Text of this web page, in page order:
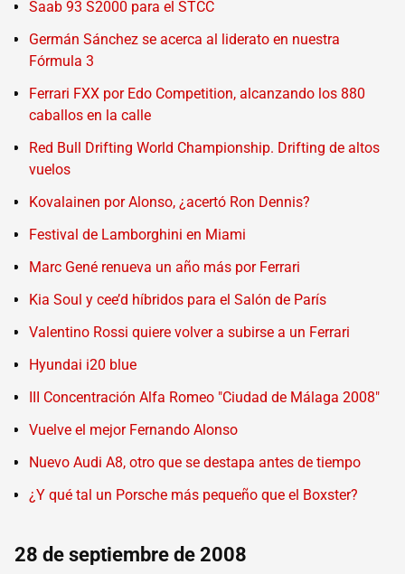
Saab 93 S2000 para el STCC
Germán Sánchez se acerca al liderato en nuestra
Fórmula 3
Ferrari FXX por Edo Competition, alcanzando los 880
caballos en la calle
Red Bull Drifting World Championship. Drifting de altos
vuelos
Kovalainen por Alonso, ¿acertó Ron Dennis?
Festival de Lamborghini en Miami
Marc Gené renueva un año más por Ferrari
Kia Soul y cee’d híbridos para el Salón de París
Valentino Rossi quiere volver a subirse a un Ferrari
Hyundai i20 blue
III Concentración Alfa Romeo "Ciudad de Málaga 2008"
Vuelve el mejor Fernando Alonso
Nuevo Audi A8, otro que se destapa antes de tiempo
¿Y qué tal un Porsche más pequeño que el Boxster?
28 de septiembre de 2008